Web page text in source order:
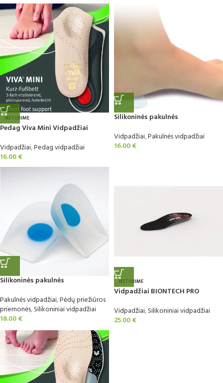
NETURIME
Pedag Viva Mini Vidpadžiai
Vidpadžiai,Pedag vidpadžiai
16.00€
Silikoninės pakulnės
Vidpadžiai,Pakulnės vidpadžiai
16.00€
Silikoninės pakulnės
Pakulnės vidpadžiai,Pėdų priežiūros
priemonės,Silikoniniai vidpadžiai
18.00€
NETURIME
Vidpadžiai BIONTECH PRO
Vidpadžiai,Silikoniniai vidpadžiai
25.00€